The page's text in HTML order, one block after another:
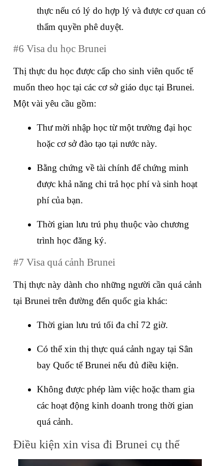
thực nếu có lý do hợp lý và được cơ quan có
thẩm quyền phê duyệt.
#6 Visa du học Brunei
Thị thực du học được cấp cho sinh viên quốc tế
muốn theo học tại các cơ sở giáo dục tại Brunei.
Một vài yêu cầu gồm:
Thư mời nhập học từ một trường đại học
hoặc cơ sở đào tạo tại nước này.
Bằng chứng về tài chính để chứng minh
được khả năng chi trả học phí và sinh hoạt
phí của bạn.
Thời gian lưu trú phụ thuộc vào chương
trình học đăng ký.
#7 Visa quá cảnh Brunei
Thị thực này dành cho những người cần quá cảnh
tại Brunei trên đường đến quốc gia khác:
Thời gian lưu trú tối đa chỉ 72 giờ.
Có thể xin thị thực quá cảnh ngay tại Sân
bay Quốc tế Brunei nếu đủ điều kiện.
Không được phép làm việc hoặc tham gia
các hoạt động kinh doanh trong thời gian
quá cảnh.
Điều kiện xin visa đi Brunei cụ thể